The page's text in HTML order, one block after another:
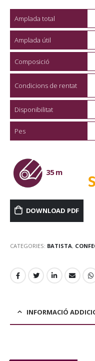
Amplada total
Amplada útil
Composició
Condicions de rentat
Disponibilitat
Pes
35 m
DOWNLOAD PDF
CATEGORIES: BATISTA,
INFORMACIÓ